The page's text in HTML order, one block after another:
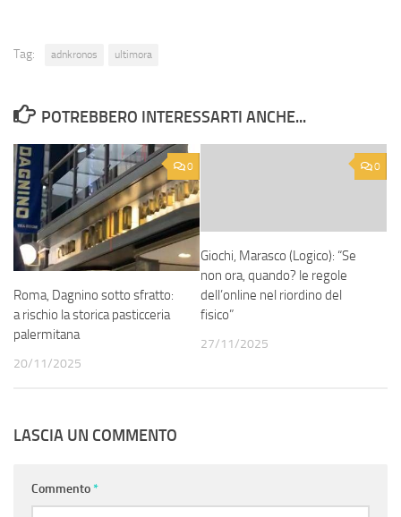
Tag: adnkronos ultimora
POTREBBERO INTERESSARTI ANCHE...
0
Roma, Dagnino sotto sfratto:
a rischio la storica pasticceria
palermitana
20/11/2025
0
Giochi, Marasco (Logico): “Se
non ora, quando? le regole
dell’online nel riordino del
fisico”
27/11/2025
LASCIA UN COMMENTO
Commento*